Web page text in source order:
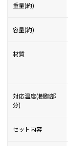
重量(約)
容量(約)
材質
対応温度(樹脂部
分)
セット内容